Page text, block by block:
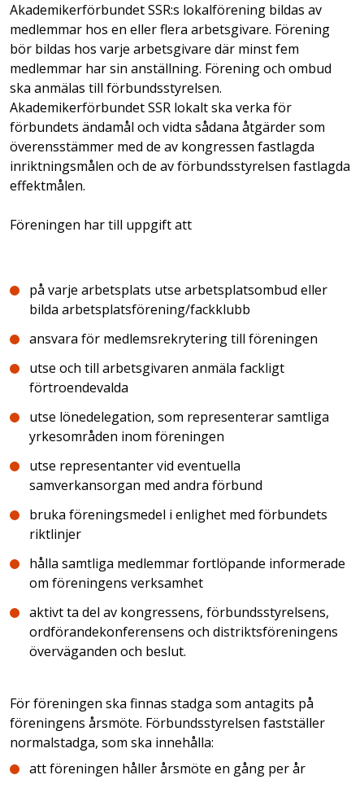
Akademikerförbundet SSR:s lokalförening bildas av
medlemmar hos en eller flera arbetsgivare. Förening
bör bildas hos varje arbetsgivare där minst fem
medlemmar har sin anställning. Förening och ombud
ska anmälas till förbundsstyrelsen.
Akademikerförbundet SSR lokalt ska verka för
förbundets ändamål och vidta sådana åtgärder som
överensstämmer med de av kongressen fastlagda
inriktningsmålen och de av förbundsstyrelsen fastlagda
effektmålen.
Föreningen har till uppgift att
på varje arbetsplats utse arbetsplatsombud eller
bilda arbetsplatsförening/fackklubb
ansvara för medlemsrekrytering till föreningen
utse och till arbetsgivaren anmäla fackligt
förtroendevalda
utse lönedelegation, som representerar samtliga
yrkesområden inom föreningen
utse representanter vid eventuella
samverkansorgan med andra förbund
bruka föreningsmedel i enlighet med förbundets
riktlinjer
hålla samtliga medlemmar fortlöpande informerade
om föreningens verksamhet
aktivt ta del av kongressens, förbundsstyrelsens,
ordförandekonferensens och distriktsföreningens
överväganden och beslut.
För föreningen ska finnas stadga som antagits på
föreningens årsmöte. Förbundsstyrelsen fastställer
normalstadga, som ska innehålla:
att föreningen håller årsmöte en gång per år